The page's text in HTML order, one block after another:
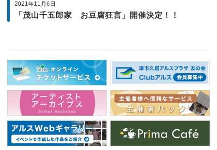
2021年11月6日
「茂山千五郎家 お豆腐狂言」開催決定！！